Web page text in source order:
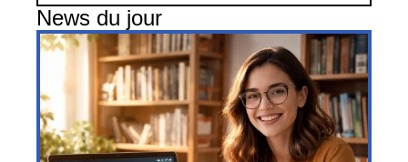
News du jour